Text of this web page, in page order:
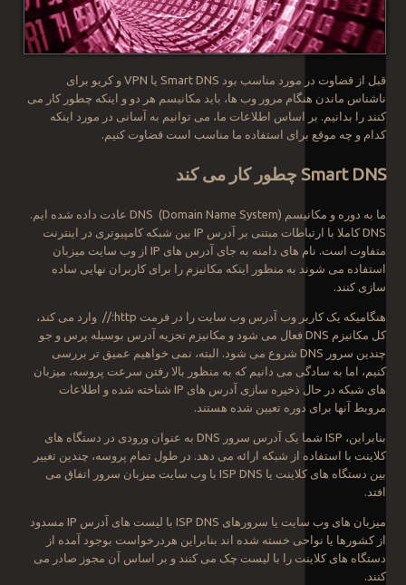
قبل از قضاوت در مورد مناسب بود Smart DNS یا VPN و کریو برای
ناشناس ماندن هنگام مرور وب ها، باید مکانیسم هر دو و اینکه چطور کار می
کنند را بدانیم. بر اساس اطلاعات ما، می توانیم به آسانی در مورد اینکه
کدام و چه موقع برای استفاده ما مناسب است قضاوت کنیم.
Smart DNS چطور کار می کند
ما به دوره و مکانیسم DNS (Domain Name System) عادت داده شده ایم.
DNS کاملا با ارتباطات مبتنی بر آدرس IP بین شبکه کامپیوتری در اینترنت
متفاوت است. نام های دامنه به جای آدرس های IP از وب سایت میزبان
استفاده می شوند به منظور اینکه مکانیزم را برای کاربران نهایی ساده
سازی کنند.
هنگامیکه یک کاربر وب آدرس وب سایت را در فرمت http:// وارد می کند،
کل مکانیزم DNS فعال می شود و مکانیزم تجزیه آدرس بوسیله پرس و جو
چندین سرور DNS شروع می شود. البته، نمی خواهیم عمیق تر بررسی
کنیم، اما به سادگی می دانیم که به منظور بالا رفتن سرعت پروسه، میزبان
های شبکه در حال ذخیره سازی آدرس های IP شناخته شده و اطلاعات
مروبط آنها برای دوره تعیین شده هستند.
بنابراین، ISP شما یک آدرس سرور DNS به عنوان ورودی در دستگاه های
کلاینت با استفاده از شبکه ارائه می دهد. در طول تمام پروسه، چندین تغییر
بین دستگاه های کلاینت یا ISP DNS با وب سایت میزبان سرور اتفاق می
افتد.
میزبان های وب سایت یا سرورهای ISP DNS با لیست های آدرس IP مسدود
از کشورها یا نواحی خسته شده اند بنابراین هردرخواست بوجود آمده از
دستگاه های کلاینت را با لیست چک می کنند و بر اساس آن مجوز صادر می
کنند.